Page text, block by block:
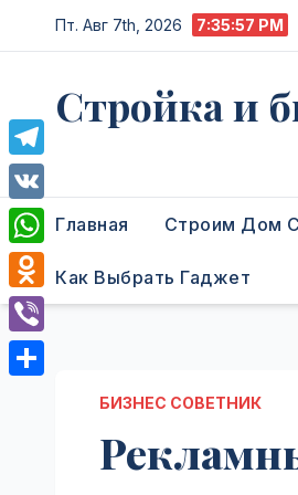
Перейти
к
Пт. Авг 7th, 2026 7:35:58 PM
Стройка и
Главная Строим Дом
Как Выбрать Гаджет
БИЗНЕС СОВЕТНИК
T
e
l
e
g
r
V
K
W
h
a
t
O
d
n
V